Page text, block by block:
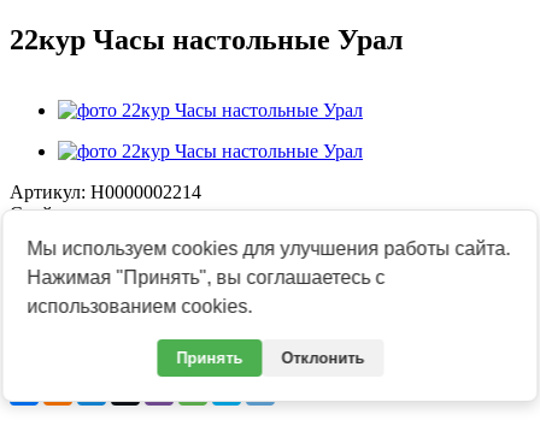
22кур Часы настольные Урал
Артикул: Н0000002214
Свойства
130х175х60 мм
Материал
камень / литье
Мы используем cookies для улучшения работы сайта.
Нажимая "Принять", вы соглашаетесь с
использованием cookies.
Принять Отклонить